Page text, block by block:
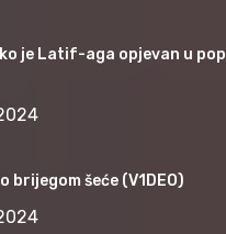
je Latif-aga opjevan u
brijegom šeće (V1DEO)